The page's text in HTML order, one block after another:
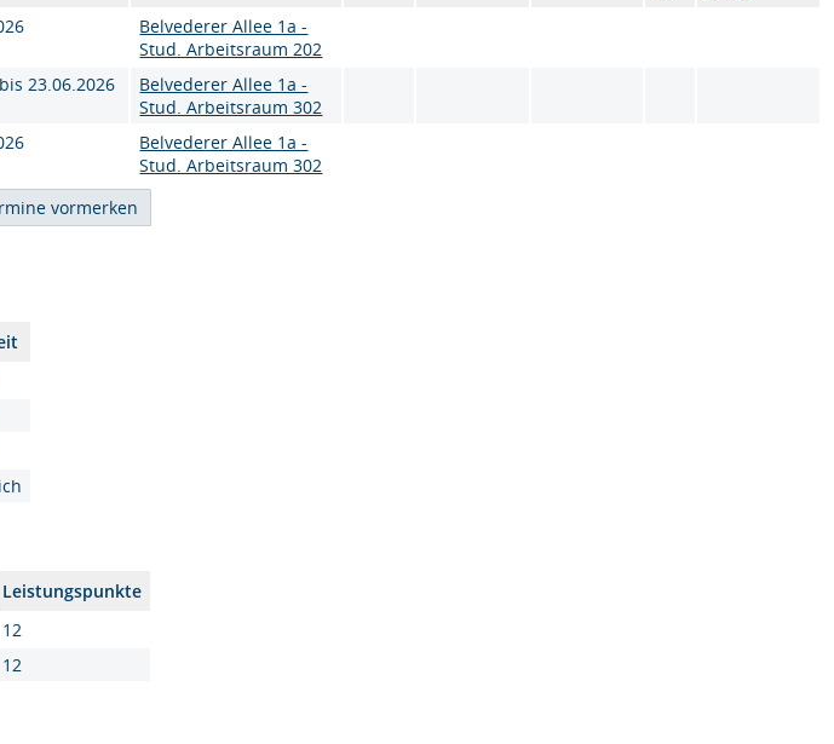
Belvederer Allee 1a -
Stud. Arbeitsraum 202
23.06.2026
Belvederer Allee 1a -
Stud. Arbeitsraum 302
Belvederer Allee 1a -
Stud. Arbeitsraum 302
Leistungspunkte
12
12